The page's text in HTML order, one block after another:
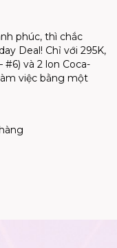
phúc, thì chắc
Deal! Chỉ với 295K,
#6) và 2 lon Coca-
việc bằng một